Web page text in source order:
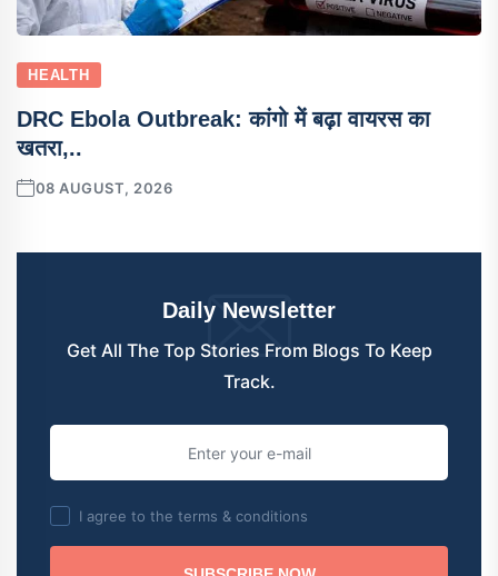
HEALTH
DRC Ebola Outbreak: कांगो में बढ़ा वायरस का
खतरा,..
08 AUGUST, 2026
Daily Newsletter
Get All The Top Stories From Blogs To Keep
Track.
I agree to the terms & conditions